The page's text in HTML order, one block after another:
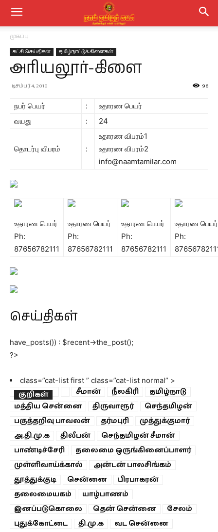
முகப்பு
கட்சி செய்திகள் தமிழ்நாட்டுக் கிளைகள்
அரியலூர்-கிளை
டிசம்பர் 4, 2010 96
நபர் பெயர் :
உதாரண பெயர்
வயது
: 24
தொடர்பு விபரம் :
உதாரண விபரம்1
உதாரண விபரம்2
info@naamtamilar.com
உதாரண பெயர்
Ph:
87656782111
உதாரண பெயர்
Ph:
87656782111
உதாரண பெயர்
Ph:
87656782111
உதாரண பெயர்
Ph:
செய்திகள்
have_posts()) : $recent->the_post();
?>
class=”cat-list first ” class=”cat-list normal” >
குறிகள் சீமான் நீலகிரி
தமிழ்நாடு
மத்திய சென்னை
திருவாரூர்
செந்தமிழன்
பகுத்தறிவு பாவலன்
தர்மபுரி
முத்துக்குமார்
அ.தி.மு.க
திலீபன்
செந்தமிழன் சீமான்
பாண்டிச்சேரி
தலைமை ஒருங்கினைப்பாளர்
முள்ளிவாய்க்கால்
அன்டன் பாலசிங்கம்
தூத்துக்குடி
சென்னை
பிரபாகரன்
தலைமையகம்
யாழ்பாணம்
இனப்படுகொலை
தென் சென்னை
சேலம்
புதுக்கோட்டை
தி.மு.க
வட சென்னை